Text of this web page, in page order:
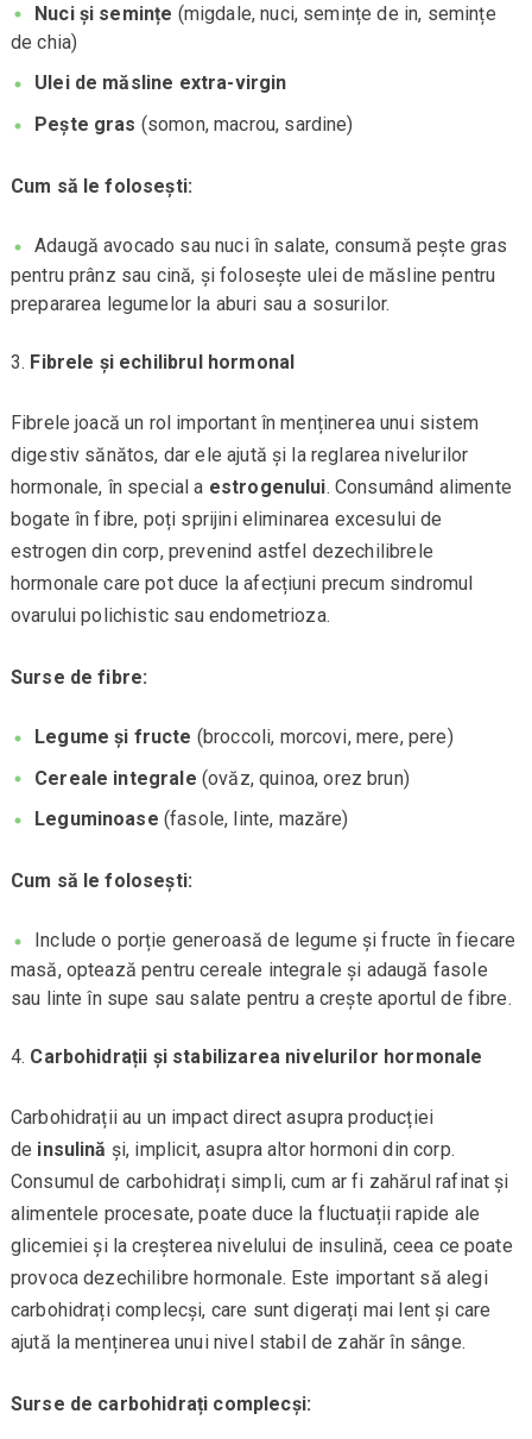
Nuci și semințe (migdale, nuci, semințe de in, semințe
de chia)
Ulei de măsline extra-virgin
Pește gras (somon, macrou, sardine)
Cum să le folosești:
Adaugă avocado sau nuci în salate, consumă pește gras
pentru prânz sau cină, și folosește ulei de măsline pentru
prepararea legumelor la aburi sau a sosurilor.
Fibrele și echilibrul hormonal
Fibrele joacă un rol important în menținerea unui sistem
digestiv sănătos, dar ele ajută și la reglarea nivelurilor
hormonale, în special a estrogenului. Consumând alimente
bogate în fibre, poți sprijini eliminarea excesului de
estrogen din corp, prevenind astfel dezechilibrele
hormonale care pot duce la afecțiuni precum sindromul
ovarului polichistic sau endometrioza.
Surse de fibre:
Legume și fructe (broccoli, morcovi, mere, pere)
Cereale integrale (ovăz, quinoa, orez brun)
Leguminoase (fasole, linte, mazăre)
Cum să le folosești:
Include o porție generoasă de legume și fructe în fiecare
masă, optează pentru cereale integrale și adaugă fasole
sau linte în supe sau salate pentru a crește aportul de fibre.
Carbohidrații și stabilizarea nivelurilor hormonale
Carbohidrații au un impact direct asupra producției
de insulină și, implicit, asupra altor hormoni din corp.
Consumul de carbohidrați simpli, cum ar fi zahărul rafinat și
alimentele procesate, poate duce la fluctuații rapide ale
glicemiei și la creșterea nivelului de insulină, ceea ce poate
provoca dezechilibre hormonale. Este important să alegi
carbohidrați complecși, care sunt digerați mai lent și care
ajută la menținerea unui nivel stabil de zahăr în sânge.
Surse de carbohidrați complecși: